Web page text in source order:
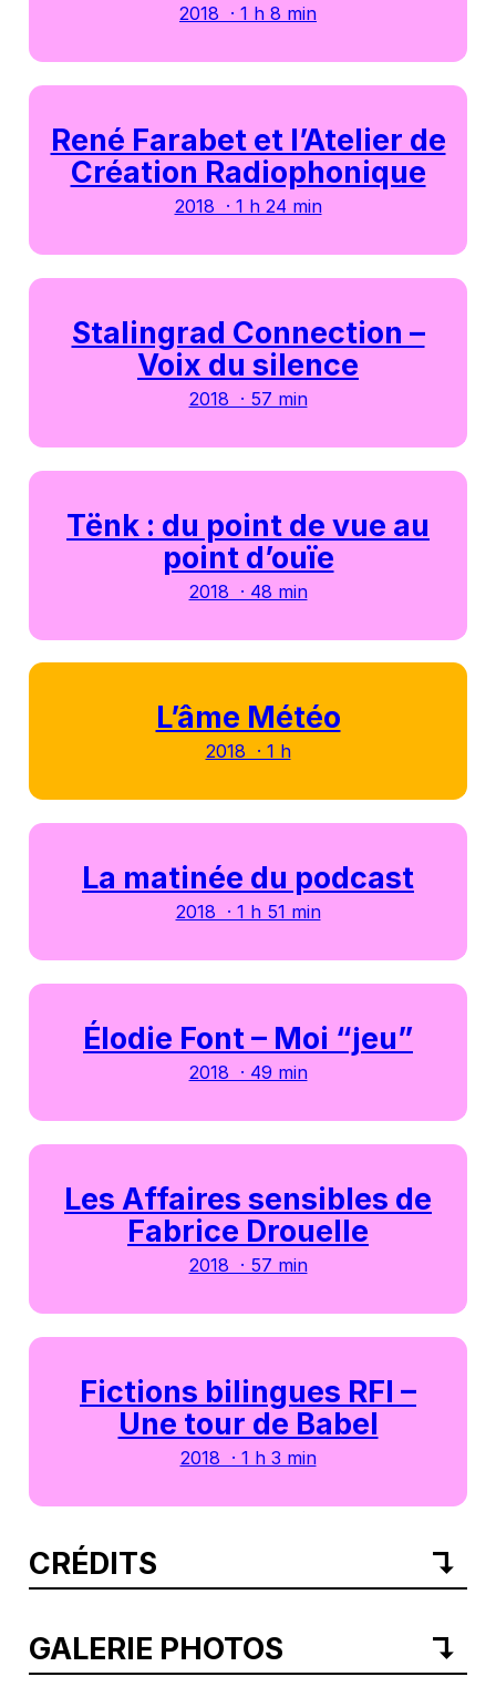
2018 · 1 h 8 min
René Farabet et l’Atelier de
Création Radiophonique
2018 · 1 h 24 min
Stalingrad Connection –
Voix du silence
2018 · 57 min
Tënk : du point de vue au
point d’ouïe
2018 · 48 min
L’âme Météo
2018 · 1 h
La matinée du podcast
2018 · 1 h 51 min
Élodie Font – Moi “jeu”
2018 · 49 min
Les Affaires sensibles de
Fabrice Drouelle
2018 · 57 min
Fictions bilingues RFI –
Une tour de Babel
2018 · 1 h 3 min
CRÉDITS
GALERIE PHOTOS